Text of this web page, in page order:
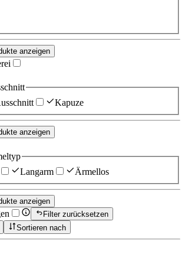
anzeigen
Kapuze
anzeigen
Langarm Ärmellos
anzeigen
Filter zurücksetzen
Sortieren nach